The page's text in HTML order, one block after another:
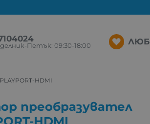
Петък: 09:30-18:00
HDMI
преобразувател
HDMI